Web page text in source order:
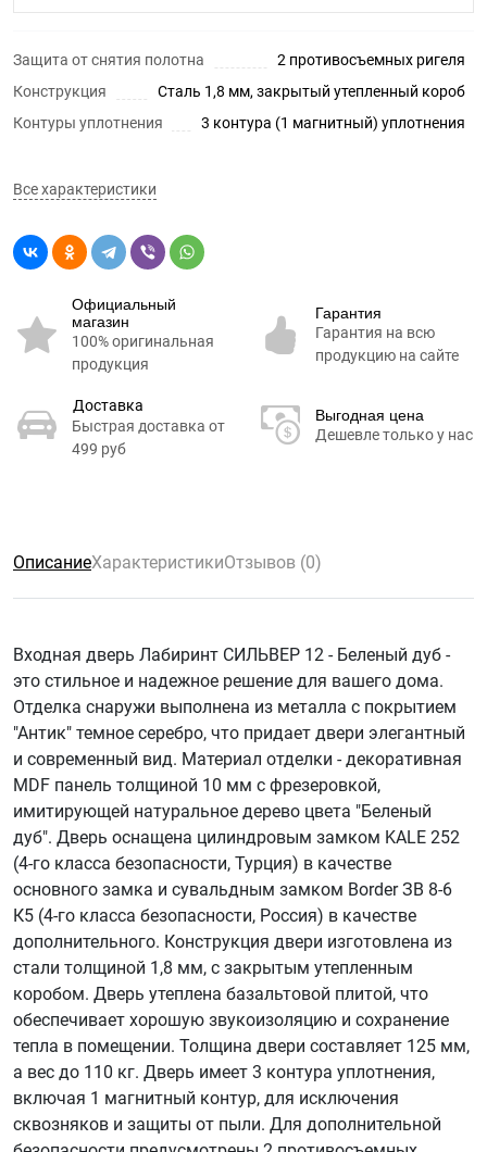
Защита от снятия полотна
2 противосъемных ригеля
Конструкция
Сталь 1,8 мм, закрытый утепленный короб
Контуры уплотнения
3 контура (1 магнитный) уплотнения
Все характеристики
Официальный
магазин
100% оригинальная
продукция
Гарантия
Гарантия на всю
продукцию на сайте
Доставка
Быстрая доставка от
499 руб
Выгодная цена
Дешевле только у нас
ОписаниеХарактеристикиОтзывов (0)
Входная дверь Лабиринт СИЛЬВЕР 12 - Беленый дуб -
это стильное и надежное решение для вашего дома.
Отделка снаружи выполнена из металла с покрытием
"Антик" темное серебро, что придает двери элегантный
и современный вид. Материал отделки - декоративная
MDF панель толщиной 10 мм с фрезеровкой,
имитирующей натуральное дерево цвета "Беленый
дуб". Дверь оснащена цилиндровым замком KALE 252
(4-го класса безопасности, Турция) в качестве
основного замка и сувальдным замком Border ЗВ 8-6
К5 (4-го класса безопасности, Россия) в качестве
дополнительного. Конструкция двери изготовлена из
стали толщиной 1,8 мм, с закрытым утепленным
коробом. Дверь утеплена базальтовой плитой, что
обеспечивает хорошую звукоизоляцию и сохранение
тепла в помещении. Толщина двери составляет 125 мм,
а вес до 110 кг. Дверь имеет 3 контура уплотнения,
включая 1 магнитный контур, для исключения
сквозняков и защиты от пыли. Для дополнительной